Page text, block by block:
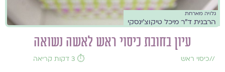
גלויה מארחת
הרבנית ד"ר מיכל טיקוצ'ינסקי
עיון בחובת כיסוי ראש לאשה נשואה
//כיסוי ראש ⏱️ 3 דקות קריאה